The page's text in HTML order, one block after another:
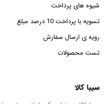
شیوه های پرداخت
تسویه با پرداخت 10 درصد مبلغ
رویه ی ارسال سفارش
تست محصولات
سیبا کالا